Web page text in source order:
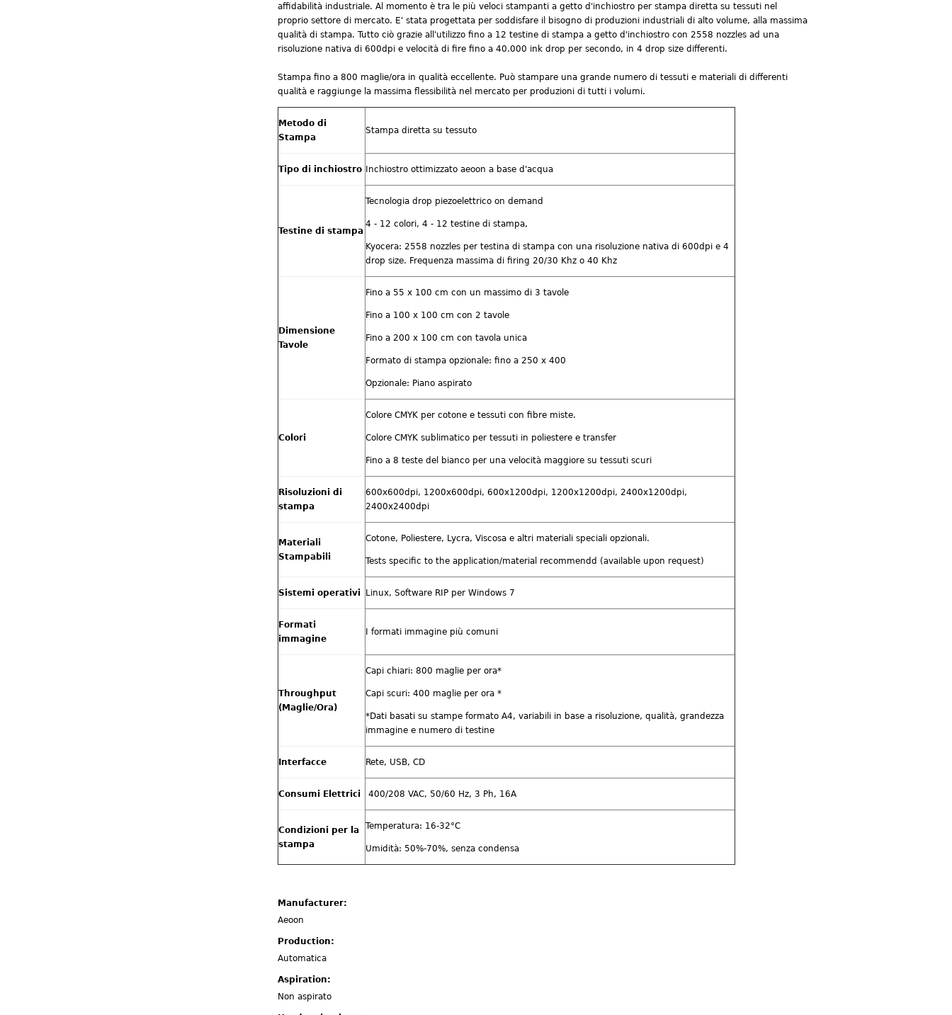
affidabilità industriale. Al momento è tra le più veloci stampanti a getto d'inchiostro per stampa diretta su tessuti nel
proprio settore di mercato. E' stata progettata per soddisfare il bisogno di produzioni industriali di alto volume, alla massima
qualità di stampa. Tutto ciò grazie all'utilizzo fino a 12 testine di stampa a getto d'inchiostro con 2558 nozzles ad una
risoluzione nativa di 600dpi e velocità di fire fino a 40.000 ink drop per secondo, in 4 drop size differenti.
Stampa fino a 800 maglie/ora in qualità eccellente. Può stampare una grande numero di tessuti e materiali di differenti
qualità e raggiunge la massima flessibilità nel mercato per produzioni di tutti i volumi.
Metodo di
Stampa
Stampa diretta su tessuto
Tipo di inchiostro Inchiostro ottimizzato aeoon a base d'acqua
Testine di stampa
Tecnologia drop piezoelettrico on demand
4 - 12 colori, 4 - 12 testine di stampa,
Kyocera: 2558 nozzles per testina di stampa con una risoluzione nativa di 600dpi e 4
drop size. Frequenza massima di firing 20/30 Khz o 40 Khz
Dimensione
Tavole
Fino a 55 x 100 cm con un massimo di 3 tavole
Fino a 100 x 100 cm con 2 tavole
Fino a 200 x 100 cm con tavola unica
Formato di stampa opzionale: fino a 250 x 400
Opzionale: Piano aspirato
Colori
Colore CMYK per cotone e tessuti con fibre miste.
Colore CMYK sublimatico per tessuti in poliestere e transfer
Fino a 8 teste del bianco per una velocità maggiore su tessuti scuri
Risoluzioni di
stampa
600x600dpi, 1200x600dpi, 600x1200dpi, 1200x1200dpi, 2400x1200dpi,
2400x2400dpi
Materiali
Stampabili
Cotone, Poliestere, Lycra, Viscosa e altri materiali speciali opzionali.
Tests specific to the application/material recommendd (available upon request)
Sistemi operativi Linux, Software RIP per Windows 7
Formati
immagine
I formati immagine più comuni
Throughput
(Maglie/Ora)
Capi chiari: 800 maglie per ora*
Capi scuri: 400 maglie per ora *
*Dati basati su stampe formato A4, variabili in base a risoluzione, qualità, grandezza
immagine e numero di testine
Interfacce Rete, USB, CD
Consumi Elettrici 400/208 VAC, 50/60 Hz, 3 Ph, 16A
Condizioni per la
stampa
Temperatura: 16-32°C
Umidità: 50%-70%, senza condensa
Manufacturer:
Aeoon
Production:
Automatica
Aspiration:
Non aspirato